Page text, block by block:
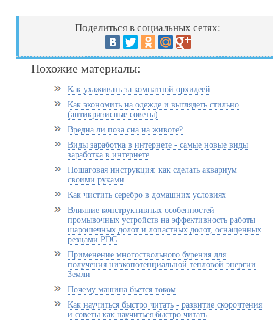
Поделиться в социальных сетях:
Похожие материалы:
Как ухаживать за комнатной орхидеей
Как экономить на одежде и выглядеть стильно
(антикризисные советы)
Вредна ли поза сна на животе?
Виды заработка в интернете - самые новые виды
заработка в интернете
Пошаговая инструкция: как сделать аквариум
своими руками
Как чистить серебро в домашних условиях
Влияние конструктивных особенностей
промывочных устройств на эффективность работы
шарошечных долот и лопастных долот, оснащенных
резцами PDC
Применение многоствольного бурения для
получения низкопотенциальной тепловой энергии
Земли
Почему машина бьется током
Как научиться быстро читать - развитие скорочтения
и советы как научиться быстро читать